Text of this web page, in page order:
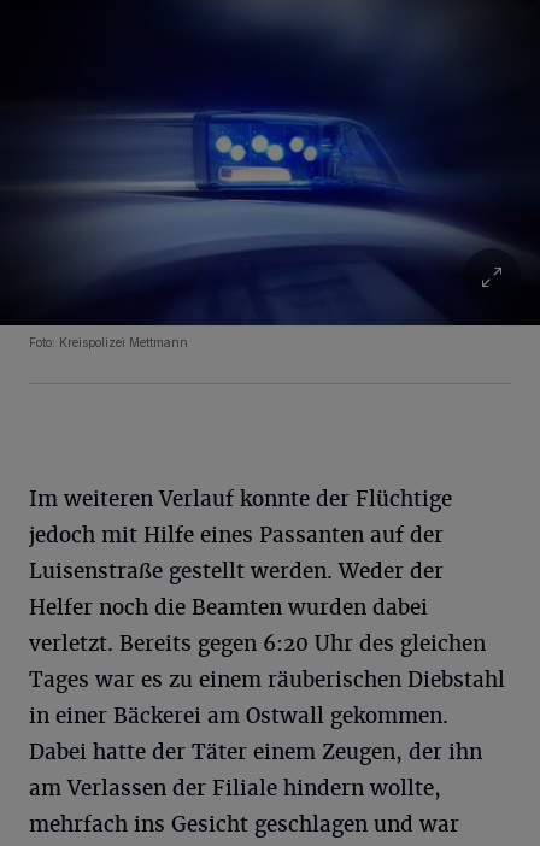
Foto: Kreispolizei Mettmann
Im weiteren Verlauf konnte der Flüchtige
jedoch mit Hilfe eines Passanten auf der
Luisenstraße gestellt werden. Weder der
Helfer noch die Beamten wurden dabei
verletzt. Bereits gegen 6:20 Uhr des gleichen
Tages war es zu einem räuberischen Diebstahl
in einer Bäckerei am Ostwall gekommen.
Dabei hatte der Täter einem Zeugen, der ihn
am Verlassen der Filiale hindern wollte,
mehrfach ins Gesicht geschlagen und war